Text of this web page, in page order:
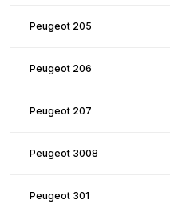
Peugeot 205
Peugeot 206
Peugeot 207
Peugeot 3008
Peugeot 301